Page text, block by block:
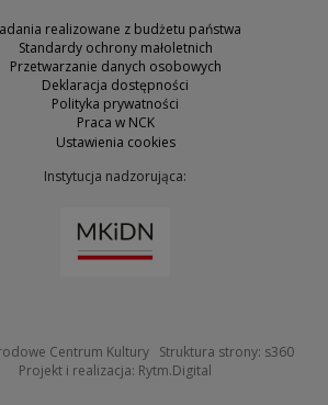
realizowane z budżetu państwa
Standardy ochrony małoletnich
Przetwarzanie danych osobowych
Deklaracja dostępności
Polityka prywatności
Praca w NCK
Ustawienia cookies
Instytucja nadzorująca:
Centrum KulturyStruktura strony: s360
Projekt i realizacja: Rytm.Digital